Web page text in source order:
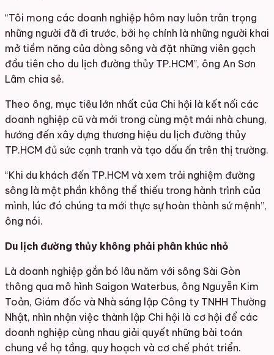
“Tôi mong các doanh nghiệp hôm nay luôn trân trọng
những người đã đi trước, bởi họ chính là những người khai
mở tiềm năng của dòng sông và đặt những viên gạch
đầu tiên cho du lịch đường thủy TP.HCM”, ông An Sơn
Lâm chia sẻ.
Theo ông, mục tiêu lớn nhất của Chi hội là kết nối các
doanh nghiệp cũ và mới trong cùng một mái nhà chung,
hướng đến xây dựng thương hiệu du lịch đường thủy
TP.HCM đủ sức cạnh tranh và tạo dấu ấn trên thị trường.
“Khi du khách đến TP.HCM và xem trải nghiệm đường
sông là một phần không thể thiếu trong hành trình của
mình, lúc đó chúng ta mới thực sự hoàn thành sứ mệnh”,
ông nói.
Du lịch đường thủy không phải phân khúc nhỏ
Là doanh nghiệp gắn bó lâu năm với sông Sài Gòn
thông qua mô hình Saigon Waterbus, ông Nguyễn Kim
Toản, Giám đốc và Nhà sáng lập Công ty TNHH Thường
Nhật, nhìn nhận việc thành lập Chi hội là cơ hội để các
doanh nghiệp cùng nhau giải quyết những bài toán
chung về hạ tầng, quy hoạch và cơ chế phát triển.